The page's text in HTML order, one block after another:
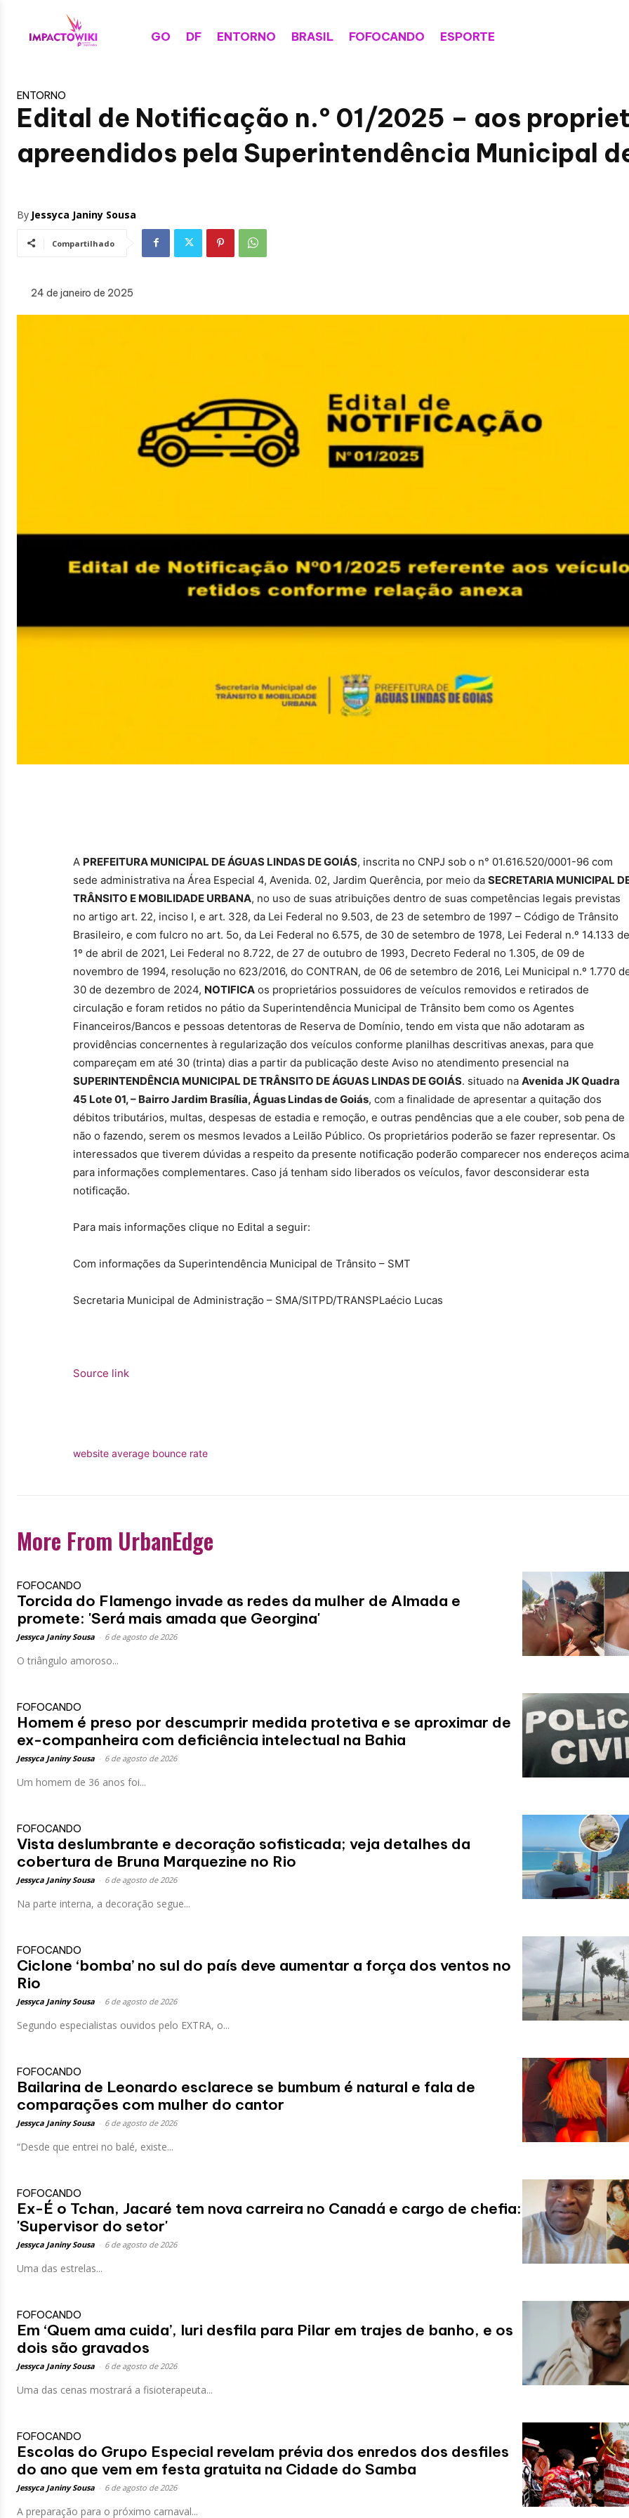
GO DF ENTORNO BRASIL FOFOCANDO ESPORTE
ENTORNO
Edital de Notificação n.º 01/2025 – aos
apreendidos pela Superintendência Municipal
By Jessyca Janiny Sousa
Compartilhado
24 de janeiro de 2025
A PREFEITURA MUNICIPAL DE ÁGUAS LINDAS DE GOIÁS, inscrita no CNPJ sob o n° 01.616.520/0001-96 com
sede administrativa na Área Especial 4, Avenida. 02, Jardim Querência, por meio da SECRETARIA MUNICIPAL
TRÂNSITO E MOBILIDADE URBANA, no uso de suas atribuições dentro de suas competências legais previstas
no artigo art. 22, inciso I, e art. 328, da Lei Federal no 9.503, de 23 de setembro de 1997 – Código de Trânsito
Brasileiro, e com fulcro no art. 5o, da Lei Federal no 6.575, de 30 de setembro de 1978, Lei Federal n.º 14.133 de
1º de abril de 2021, Lei Federal no 8.722, de 27 de outubro de 1993, Decreto Federal no 1.305, de 09 de
novembro de 1994, resolução no 623/2016, do CONTRAN, de 06 de setembro de 2016, Lei Municipal n.º 1.770
30 de dezembro de 2024, NOTIFICA os proprietários possuidores de veículos removidos e retirados de
circulação e foram retidos no pátio da Superintendência Municipal de Trânsito bem como os Agentes
Financeiros/Bancos e pessoas detentoras de Reserva de Domínio, tendo em vista que não adotaram as
providências concernentes à regularização dos veículos conforme planilhas descritivas anexas, para que
compareçam em até 30 (trinta) dias a partir da publicação deste Aviso no atendimento presencial na
SUPERINTENDÊNCIA MUNICIPAL DE TRÂNSITO DE ÁGUAS LINDAS DE GOIÁS. situado na Avenida JK Quadra
45 Lote 01, – Bairro Jardim Brasília, Águas Lindas de Goiás, com a finalidade de apresentar a quitação dos
débitos tributários, multas, despesas de estadia e remoção, e outras pendências que a ele couber, sob pena de
não o fazendo, serem os mesmos levados a Leilão Público. Os proprietários poderão se fazer representar. Os
interessados que tiverem dúvidas a respeito da presente notificação poderão comparecer nos endereços acima
para informações complementares. Caso já tenham sido liberados os veículos, favor desconsiderar esta
notificação.
Para mais informações clique no Edital a seguir:
Com informações da Superintendência Municipal de Trânsito – SMT
Secretaria Municipal de Administração – SMA/SITPD/TRANSPLaécio Lucas
Source link
website average bounce rate
More From UrbanEdge
FOFOCANDO
Torcida do Flamengo invade as redes da mulher de Almada e
promete: 'Será mais amada que Georgina'
Jessyca Janiny Sousa 6 de agosto de 2026
O triângulo amoroso...
FOFOCANDO
Homem é preso por descumprir medida protetiva e se aproximar de
ex-companheira com deficiência intelectual na Bahia
Jessyca Janiny Sousa 6 de agosto de 2026
Um homem de 36 anos foi...
FOFOCANDO
Vista deslumbrante e decoração sofisticada; veja detalhes da
cobertura de Bruna Marquezine no Rio
Jessyca Janiny Sousa 6 de agosto de 2026
Na parte interna, a decoração segue...
FOFOCANDO
Ciclone ‘bomba’ no sul do país deve aumentar a força dos ventos no
Rio
Jessyca Janiny Sousa 6 de agosto de 2026
Segundo especialistas ouvidos pelo EXTRA, o...
FOFOCANDO
Bailarina de Leonardo esclarece se bumbum é natural e fala de
comparações com mulher do cantor
Jessyca Janiny Sousa 6 de agosto de 2026
“Desde que entrei no balé, existe...
FOFOCANDO
Ex-É o Tchan, Jacaré tem nova carreira no Canadá e cargo de chefia:
'Supervisor do setor'
Jessyca Janiny Sousa 6 de agosto de 2026
Uma das estrelas...
FOFOCANDO
Em ‘Quem ama cuida’, Iuri desfila para Pilar em trajes de banho, e os
dois são gravados
Jessyca Janiny Sousa 6 de agosto de 2026
Uma das cenas mostrará a fisioterapeuta...
FOFOCANDO
Escolas do Grupo Especial revelam prévia dos enredos dos desfiles
do ano que vem em festa gratuita na Cidade do Samba
Jessyca Janiny Sousa 6 de agosto de 2026
A preparação para o próximo carnaval...